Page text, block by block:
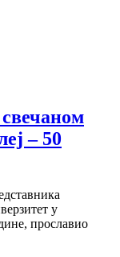
– 50
у
прославио